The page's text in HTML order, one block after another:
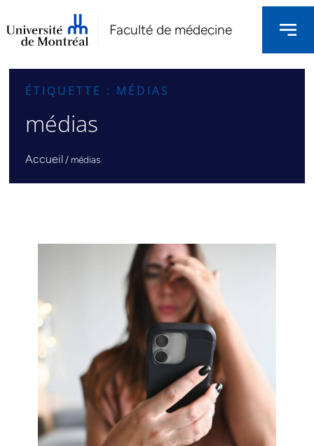
Faculté de médecine
ÉTIQUETTE : MÉDIAS
médias
Accueil / médias